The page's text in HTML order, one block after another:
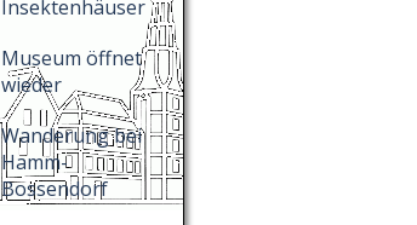
Insektenhäuser
Museum öffnet
wieder
Wanderung bei
Hamm-
Bossendorf